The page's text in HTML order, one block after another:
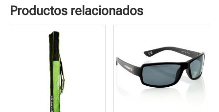
Productos relacionados